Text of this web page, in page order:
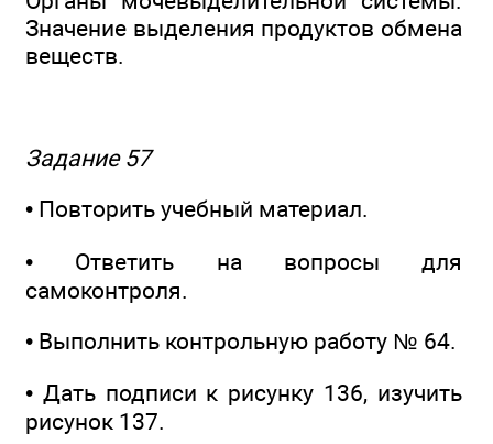
Значение выделения продуктов обмена
веществ.
Задание 57
• Повторить учебный материал.
• Ответить на вопросы для
самоконтроля.
• Выполнить контрольную работу № 64.
• Дать подписи к рисунку 136, изучить
рисунок 137.